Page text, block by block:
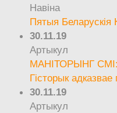
Навіна
Пятыя
30.11.19
Артыкул
МАНІТОРЫНГ СМІ:
Гісторык
30.11.19
Артыкул